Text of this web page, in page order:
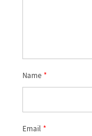
Name*
Email*